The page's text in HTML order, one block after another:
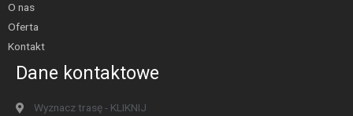
O nas
Oferta
Kontakt
Dane kontaktowe
Wyznacz trasę - KLIKNIJ